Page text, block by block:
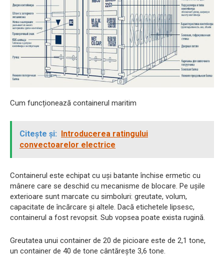
Cum funcționează containerul maritim
Citește și:
Introducerea ratingului
convectoarelor electrice
Containerul este echipat cu uși batante închise ermetic cu
mânere care se deschid cu mecanisme de blocare. Pe ușile
exterioare sunt marcate cu simboluri: greutate, volum,
capacitate de încărcare și altele. Dacă etichetele lipsesc,
containerul a fost revopsit. Sub vopsea poate exista rugină.
Greutatea unui container de 20 de picioare este de 2,1 tone,
un container de 40 de tone cântărește 3,6 tone.